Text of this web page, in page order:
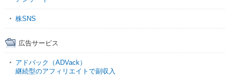
株SNS
広告サービス
アドバック（ADVack）
継続型のアフィリエイトで副収入